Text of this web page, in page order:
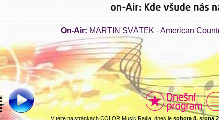
On-Air: MARTIN SVÁTEK - American
Vítejte na stránkách COLOR Music Radia, dnes je sobota 8. srpna